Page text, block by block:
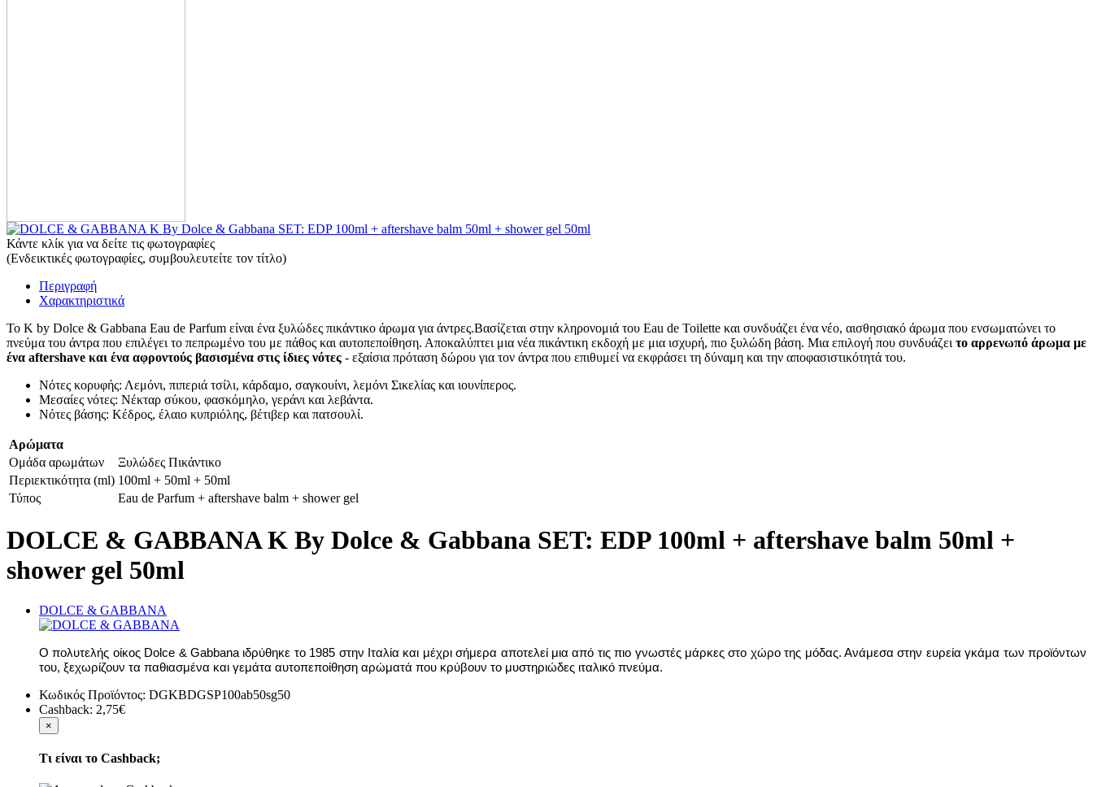
Κάντε κλίκ για να δείτε τις φωτογραφίες
(Ενδεικτικές φωτογραφίες, συμβουλευτείτε τον τίτλο)
Περιγραφή
Χαρακτηριστικά
Το K by Dolce & Gabbana Eau de Parfum είναι ένα ξυλώδες πικάντικο άρωμα για άντρες.Βασίζεται στην κληρονομιά του Eau de Toilette και συνδυάζει ένα νέο, αισθησιακό άρωμα που ενσωματώνει το
πνεύμα του άντρα που επιλέγει το πεπρωμένο του με πάθος και αυτοπεποίθηση. Αποκαλύπτει μια νέα πικάντικη εκδοχή με μια ισχυρή, πιο ξυλώδη βάση. Μια επιλογή που συνδυάζει το αρρενωπό άρωμα με
ένα aftershave και ένα αφροντούς βασισμένα στις ίδιες νότες - εξαίσια πρόταση δώρου για τον άντρα που επιθυμεί να εκφράσει τη δύναμη και την αποφασιστικότητά του.
Νότες κορυφής: Λεμόνι, πιπεριά τσίλι, κάρδαμο, σαγκουίνι, λεμόνι Σικελίας και ιουνίπερος.
Μεσαίες νότες: Νέκταρ σύκου, φασκόμηλο, γεράνι και λεβάντα.
Νότες βάσης: Κέδρος, έλαιο κυπριόλης, βέτιβερ και πατσουλί.
Αρώματα
Ομάδα αρωμάτων
Ξυλώδες Πικάντικο
Περιεκτικότητα (ml) 100ml + 50ml + 50ml
Τύπος
Eau de Parfum + aftershave balm + shower gel
DOLCE & GABBANA K By Dolce & Gabbana SET: EDP 100ml + aftershave balm 50ml +
shower gel 50ml
DOLCE & GABBANA
O πολυτελής οίκος Dolce &Gabbana ιδρύθηκε το 1985 στην Ιταλία και μέχρι σήμερα αποτελεί μια από τις πιο γνωστές μάρκες στο χώρο της μόδας. Ανάμεσα στην ευρεία γκάμα των προϊόντων
του, ξεχωρίζουν τα παθιασμένα και γεμάτα αυτοπεποίθηση αρώματά που κρύβουν το μυστηριώδες ιταλικό πνεύμα.
Κωδικός Προϊόντος: DGKBDGSP100ab50sg50
Cashback: 2,75€
×
Τι είναι το Cashback;